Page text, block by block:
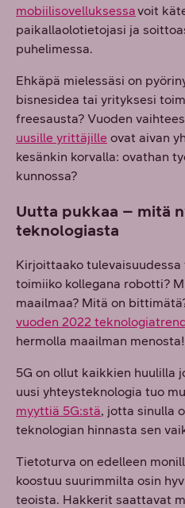
mobiilisovelluksessavoit
paikallaolotietojasi ja
puhelimessa.
Ehkäpä mielessäsi on
bisnesidea tai yrityksesi
freesausta? Vuoden
uusille yrittäjille ovat aivan
kesänkin korvalla: ovathan
kunnossa?
Uutta pukkaa – mitä
teknologiasta
Kirjoittaako
toimiiko kollegana robotti?
maailmaa? Mitä on
vuoden 2022
hermolla maailman menosta!
5G on ollut kaikkien huulilla
uusi yhteysteknologia tuo
myyttiä 5G:stä, jotta sinulla
teknologian hinnasta sen
Tietoturva on edelleen
koostuu suurimmilta osin
teoista. Hakkerit saattavat